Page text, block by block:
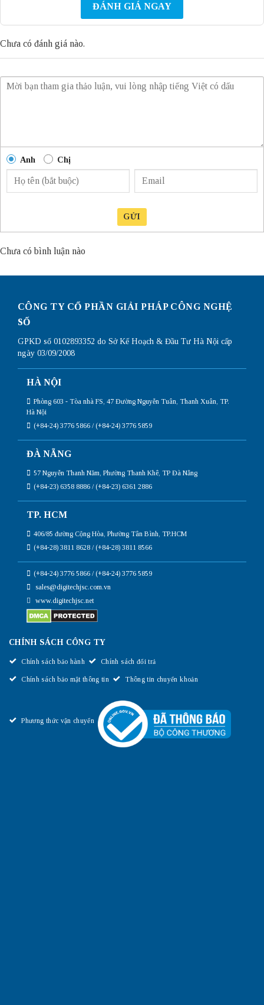
ĐÁNH GIÁ NGAY
Chưa có đánh giá nào.
Anh Chị
GỬI
Chưa có bình luận nào
CÔNG TY CỔ PHẦN GIẢI PHÁP CÔNG NGHỆ
SỐ
GPKD số 0102893352 do Sở Kế Hoạch & Đầu Tư Hà Nội cấp
ngày 03/09/2008
HÀ NỘI
Phòng 603 - Tòa nhà FS, 47 Đường Nguyễn Tuân, Thanh Xuân, TP.
Hà Nội
(+84-24) 3776 5866 / (+84-24) 3776 5859
ĐÀ NẴNG
57 Nguyễn Thanh Năm, Phường Thanh Khê, TP Đà Nẵng
(+84-23) 6358 8886 / (+84-23) 6361 2886
TP. HCM
406/85 đường Cộng Hòa, Phường Tân Bình, TP.HCM
(+84-28) 3811 8628 / (+84-28) 3811 8566
(+84-24) 3776 5866 / (+84-24) 3776 5859
sales@digitechjsc.com.vn
www.digitechjsc.net
CHÍNH SÁCH CÔNG TY
Chính sách bảo hành Chính sách đổi trả
Chính sách bảo mật thông tin Thông tin chuyển khoản
Phương thức vận chuyển